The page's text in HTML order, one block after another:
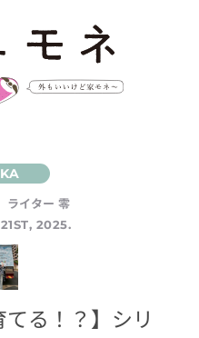
ライター 零
2025.
てる！？】シリ